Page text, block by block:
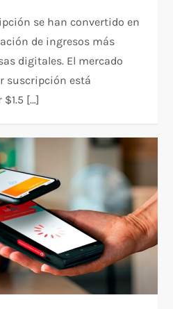
se han convertido en
de ingresos más
digitales. El mercado
suscripción está
[…]